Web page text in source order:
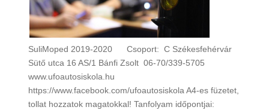
SuliMoped 2019-2020 Csoport: C Székesfehérvár
Sütő utca 16 AS/1 Bánfi Zsolt 06-70/339-5705
www.ufoautosiskola.hu
https://www.facebook.com/ufoautosiskola A4-es füzetet,
tollat hozzatok magatokkal! Tanfolyam időpontjai: